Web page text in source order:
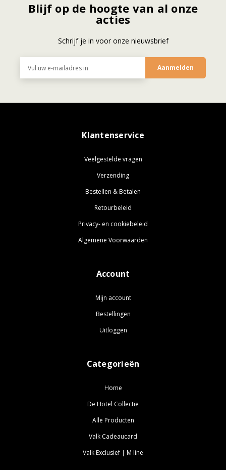
Blijf op de hoogte van al onze
acties
Schrijf je in voor onze nieuwsbrief
mailadres
Klantenservice
Veelgestelde vragen
Verzending
Bestellen & Betalen
Retourbeleid
Privacy- en cookiebeleid
Algemene Voorwaarden
Account
Mijn account
Bestellingen
Uitloggen
Categorieën
Home
De Hotel Collectie
Alle Producten
Valk Cadeaucard
Valk Exclusief | M line